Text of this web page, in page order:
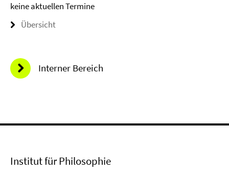
keine aktuellen Termine
Übersicht
Interner Bereich
Institut für Philosophie